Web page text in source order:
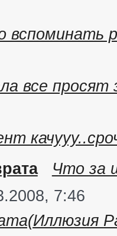
вспоминать
все
Что за
7:46